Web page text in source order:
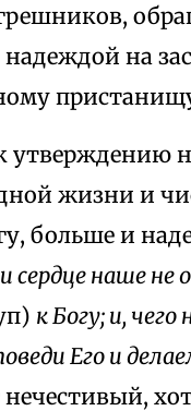
надеждой на
утверждению
жизни и
больше и
сердце наше
к Богу; и,
Его и